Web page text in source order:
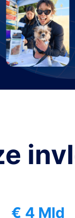
€ 4 Mld